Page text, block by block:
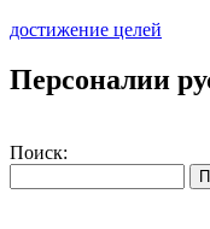
достижение целей
Персоналии
Поиск: